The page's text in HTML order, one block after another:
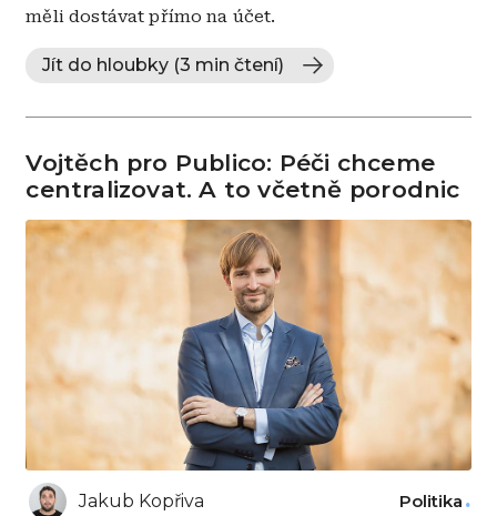
měli dostávat přímo na účet.
Jít do hloubky (3 min čtení)
Vojtěch pro Publico: Péči chceme
centralizovat. A to včetně porodnic
Jakub Kopřiva Politika